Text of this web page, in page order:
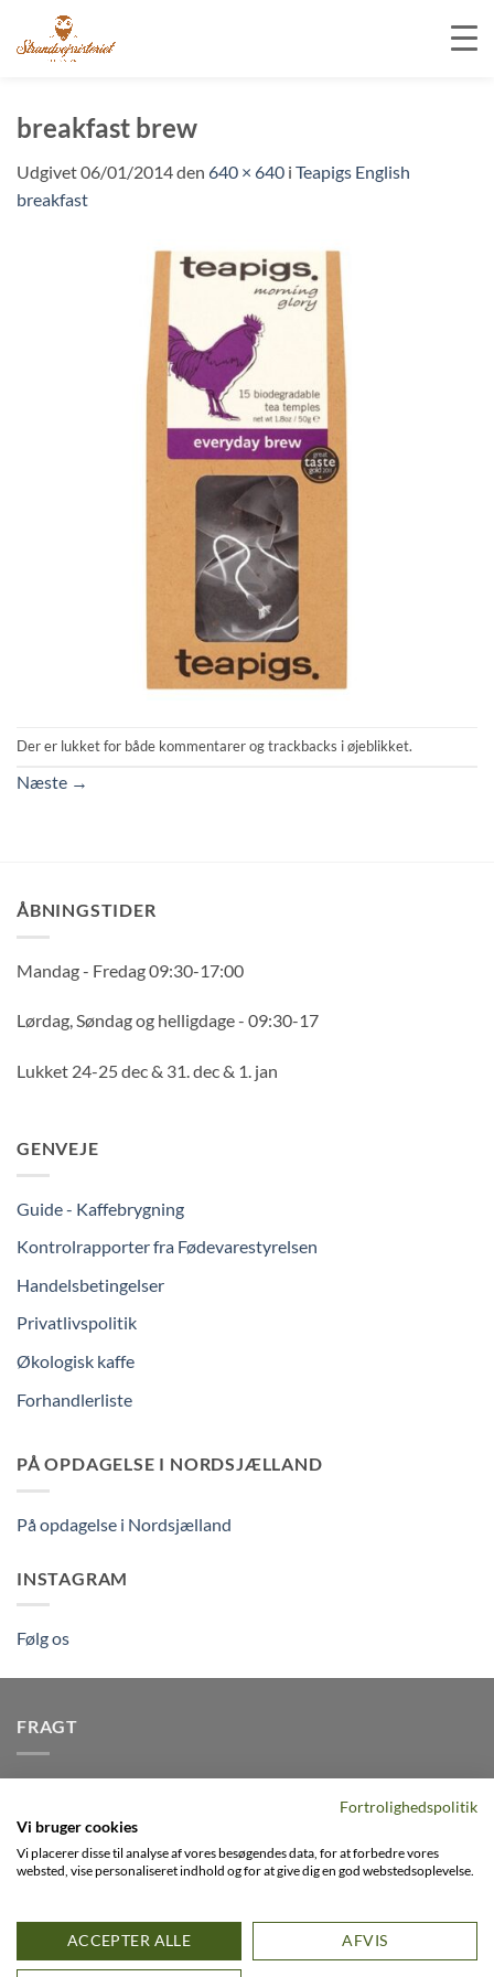
indhold
breakfast brew
Udgivet06/01/2014den 640 × 640 i Teapigs English
breakfast
Der er lukket for både kommentarer og trackbacks i øjeblikket.
Næste →
ÅBNINGSTIDER
Mandag - Fredag 09:30-17:00
Lørdag, Søndag og helligdage - 09:30-17
Lukket 24-25 dec & 31. dec & 1. jan
GENVEJE
Guide - Kaffebrygning
Kontrolrapporter fra Fødevarestyrelsen
Handelsbetingelser
Privatlivspolitik
Økologisk kaffe
Forhandlerliste
PÅ OPDAGELSE I NORDSJÆLLAND
På opdagelse i Nordsjælland
INSTAGRAM
Følg os
FRAGT
på alle pakker - Husk der er fri
levering på alle ordre over DKK395
Visa PayPal Stripe MasterCard
Cash
FACEBOOK INSTAGRAM VIMEO 0
Fortrolighedspolitik
Vi bruger cookies
Vi placerer disse til analyse af vores besøgendes data, for at forbedre vores
websted, vise personaliseret indhold og for at give dig en god webstedsoplevelse.
ACCEPTER ALLE AFVIS